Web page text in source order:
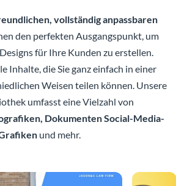
vollständig anpassbaren
den perfekten Ausgangspunkt, um
für Ihre Kunden zu erstellen.
Inhalte, die Sie ganz einfach in einer
Weisen teilen können. Unsere
umfasst eine Vielzahl von
Dokumenten Social-Media-
und mehr.